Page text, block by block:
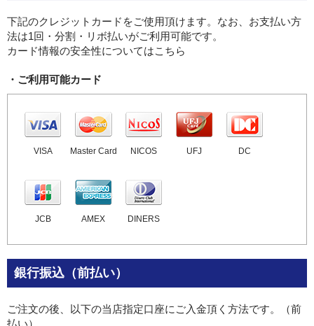
下記のクレジットカードをご使用頂けます。なお、お支払い方
法は1回・分割・リボ払いがご利用可能です。
カード情報の安全性についてはこちら
・ご利用可能カード
VISA Master Card NICOS UFJ DC
JCB AMEX DINERS
銀行振込（前払い）
ご注文の後、以下の当店指定口座にご入金頂く方法です。（前